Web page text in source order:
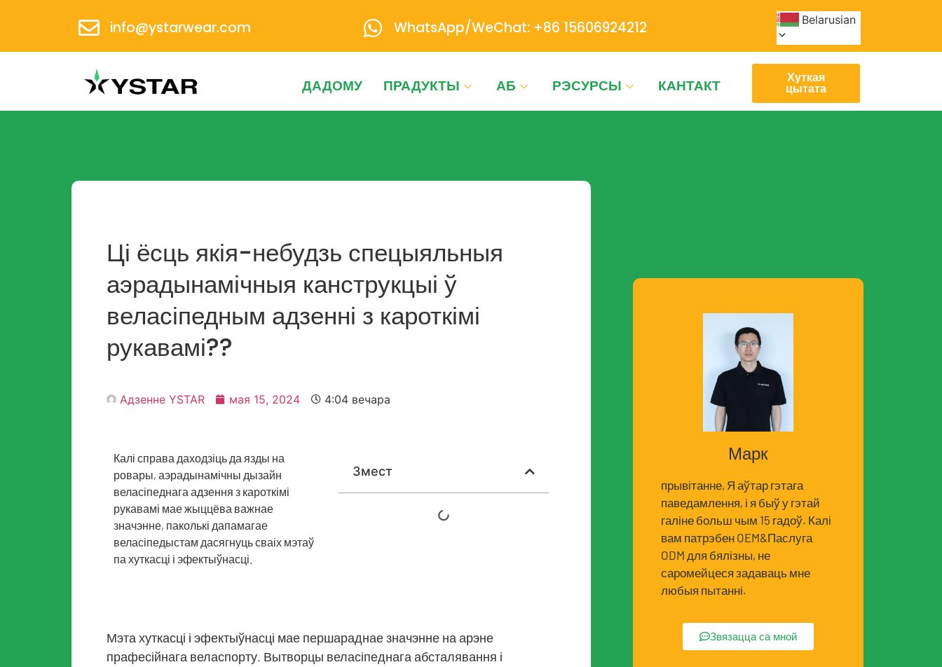
info@ystarwear.com WhatsApp/WeChat: +86 15606924212 Belarusian
ДАДОМУ ПРАДУКТЫ АБ РЭСУРСЫ КАНТАКТ Хуткая
цытата
Ці ёсць якія-небудзь спецыяльныя
аэрадынамічныя канструкцыі ў
веласіпедным адзенні з кароткімі
рукавамі??
Адзенне YSTAR мая 15, 2024 4:04 вечара
Калі справа даходзіць да язды на
ровары, аэрадынамічны дызайн
веласіпеднага адзення з кароткімі
рукавамі мае жыццёва важнае
значэнне, паколькі дапамагае
веласіпедыстам дасягнуць сваіх мэтаў
па хуткасці і эфектыўнасці.
Змест
Мэта хуткасці і эфектыўнасці мае першараднае значэнне на арэне
прафесійнага веласпорту. Вытворцы веласіпеднага абсталявання і
Марк
прывітанне, Я аўтар гэтага
паведамлення, і я быў у гэтай
галіне больш чым 15 гадоў. Калі
вам патрэбен OEM&Паслуга
ODM для бялізны, не
саромейцеся задаваць мне
любыя пытанні.
Звязацца са мной